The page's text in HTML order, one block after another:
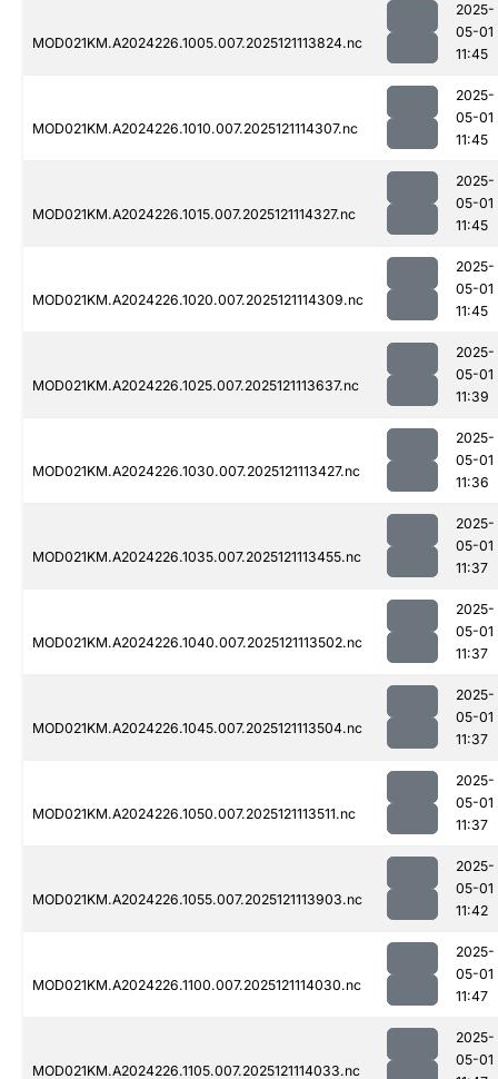
MOD021KM.A2024226.1005.007.2025121113824.nc
2025-
05-01
11:45
MOD021KM.A2024226.1010.007.2025121114307.nc
2025-
05-01
11:45
MOD021KM.A2024226.1015.007.2025121114327.nc
2025-
05-01
11:45
MOD021KM.A2024226.1020.007.2025121114309.nc
2025-
05-01
11:45
MOD021KM.A2024226.1025.007.2025121113637.nc
2025-
05-01
11:39
MOD021KM.A2024226.1030.007.2025121113427.nc
2025-
05-01
11:36
MOD021KM.A2024226.1035.007.2025121113455.nc
2025-
05-01
11:37
MOD021KM.A2024226.1040.007.2025121113502.nc
2025-
05-01
11:37
MOD021KM.A2024226.1045.007.2025121113504.nc
2025-
05-01
11:37
MOD021KM.A2024226.1050.007.2025121113511.nc
2025-
05-01
11:37
MOD021KM.A2024226.1055.007.2025121113903.nc
2025-
05-01
11:42
MOD021KM.A2024226.1100.007.2025121114030.nc
2025-
05-01
11:47
MOD021KM.A2024226.1105.007.2025121114033.nc
2025-
05-01